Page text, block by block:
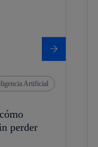
Artificial
perder